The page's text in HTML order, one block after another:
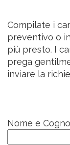
Compilate i
preventivo o
più presto. I
prega
inviare la
Nome e